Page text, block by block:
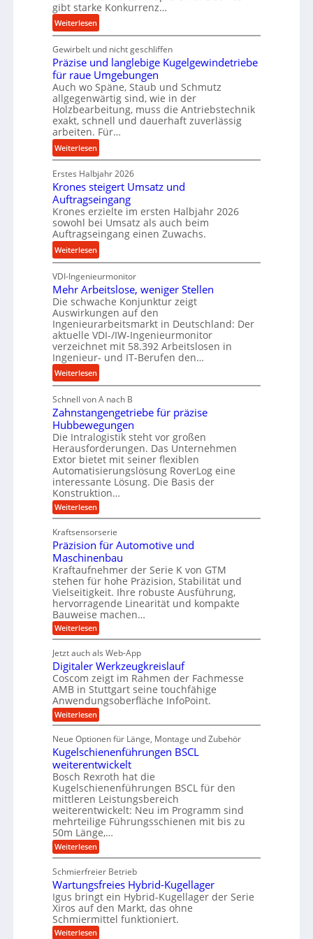
a
n
c
e
b
e
i
m
D
r
ü
c
p
r
o
z
e
s
s
gibt starke Konkurrenz…
Weiterlesen:
K
u
g
e
l
g
e
w
i
n
d
e
t
r
i
e
b
u
n
d
H
y
d
r
a
u
l
i
m
V
e
r
g
l
e
c
Gewirbelt und nicht geschliffen
Präzise und langlebige Kugelgewindetriebe
für raue Umgebungen
Auch wo Späne, Staub und Schmutz
allgegenwärtig sind, wie in der
Holzbearbeitung, muss die Antriebstechnik
exakt, schnell und dauerhaft zuverlässig
arbeiten. Für…
Weiterlesen:
P
r
ä
z
i
s
e
u
n
d
l
a
n
g
l
e
b
i
g
e
K
u
g
e
l
g
e
w
i
n
d
e
t
r
i
e
b
e
f
ü
r
r
a
e
U
m
g
e
b
u
n
g
n
Erstes Halbjahr 2026
Krones steigert Umsatz und
Auftragseingang
Krones erzielte im ersten Halbjahr 2026
sowohl bei Umsatz als auch beim
Auftragseingang einen Zuwachs.
Weiterlesen:
K
r
o
n
e
s
s
t
e
i
g
e
r
t
U
m
s
a
t
z
n
d
A
u
f
t
r
a
g
s
e
i
n
g
a
n
g
VDI-Ingenieurmonitor
Mehr Arbeitslose, weniger Stellen
Die schwache Konjunktur zeigt
Auswirkungen auf den
Ingenieurarbeitsmarkt in Deutschland: Der
aktuelle VDI-/IW-Ingenieurmonitor
verzeichnet mit 58.392 Arbeitslosen in
Ingenieur- und IT-Berufen den…
Weiterlesen:
M
e
h
r
A
r
b
e
i
t
s
l
o
s
e
,
w
e
n
i
g
e
r
S
t
e
l
e
n
Schnell von A nach B
Zahnstangengetriebe für präzise
Hubbewegungen
Die Intralogistik steht vor großen
Herausforderungen. Das Unternehmen
Extor bietet mit seiner flexiblen
Automatisierungslösung RoverLog eine
interessante Lösung. Die Basis der
Konstruktion…
Weiterlesen:
Z
h
n
s
t
a
n
g
e
n
g
e
t
r
i
e
b
e
f
ü
r
r
ä
i
s
e
u
b
b
e
w
e
g
u
n
g
e
n
Kraftsensorserie
Präzision für Automotive und
Maschinenbau
Kraftaufnehmer der Serie K von GTM
stehen für hohe Präzision, Stabilität und
Vielseitigkeit. Ihre robuste Ausführung,
hervorragende Linearität und kompakte
Bauweise machen…
Weiterlesen:
P
ä
z
i
s
i
o
n
f
r
A
u
t
o
m
o
t
i
v
e
u
n
d
M
a
s
c
h
i
Jetzt auch als Web-App
Digitaler Werkzeugkreislauf
Coscom zeigt im Rahmen der Fachmesse
AMB in Stuttgart seine touchfähige
Anwendungsoberfläche InfoPoint.
Weiterlesen:
D
g
i
t
a
l
e
r
W
e
r
k
z
e
u
g
k
r
e
i
s
Neue Optionen für Länge, Montage und Zubehör
Kugelschienenführungen BSCL
weiterentwickelt
Bosch Rexroth hat die
Kugelschienenführungen BSCL für den
mittleren Leistungsbereich
weiterentwickelt: Neu im Programm sind
mehrteilige Führungsschienen mit bis zu
50m Länge,…
Weiterlesen:
K
g
e
l
s
c
h
i
Schmierfreier Betrieb
Wartungsfreies Hybrid-Kugellager
Igus bringt ein Hybrid-Kugellager der Serie
Xiros auf den Markt, das ohne
Schmiermittel funktioniert.
Weiterlesen: